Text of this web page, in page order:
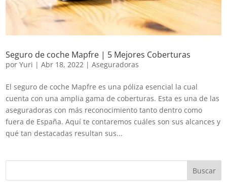
Seguro de coche Mapfre | 5 Mejores Coberturas
porYuri |Abr 18, 2022 |Aseguradoras
El seguro de coche Mapfre es una póliza esencial la cual
cuenta con una amplia gama de coberturas. Esta es una de las
aseguradoras con más reconocimiento tanto dentro como
fuera de España. Aquí te contaremos cuáles son sus alcances y
qué tan destacadas resultan sus...
Buscar